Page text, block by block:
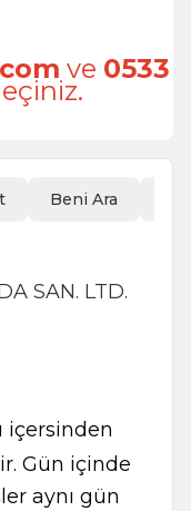
ve 0533
Beni Ara
SAN. LTD.
içersinden
Gün içinde
aynı gün